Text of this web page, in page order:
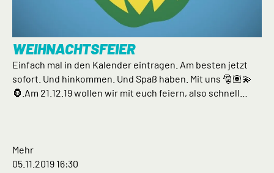
WEIHNACHTSFEIER
Einfach mal in den Kalender eintragen. Am besten jetzt
sofort. Und hinkommen. Und Spaß haben. Mit uns 🎅🏽💫
🦍.Am 21.12.19 wollen wir mit euch feiern, also schnell…
Mehr
05.11.2019 16:30